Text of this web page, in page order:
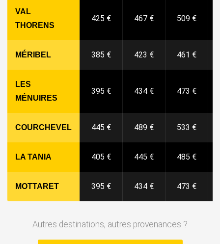
VAL
THORENS
425 € 467 € 509 €
MÉRIBEL 385 € 423 € 461 €
LES
MÉNUIRES
395 € 434 € 473 €
COURCHEVEL 445 € 489 € 533 €
LA TANIA 405 € 445 € 485 €
MOTTARET 395 € 434 € 473 €
Autres destinations, autres provenances ?